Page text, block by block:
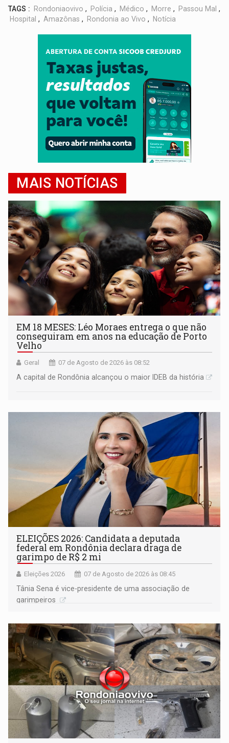
TAGS : Rondoniaovivo , Polícia , Médico , Morre , Passou Mal ,
Hospital , Amazônas , Rondonia ao Vivo , Notícia
MAIS NOTÍCIAS
EM 18 MESES: Léo Moraes entrega o que não
conseguiram em anos na educação de Porto
Velho
Geral 07 de Agosto de 2026 às 08:52
A capital de Rondônia alcançou o maior IDEB da história
ELEIÇÕES 2026: Candidata a deputada
federal em Rondônia declara draga de
garimpo de R$ 2 mi
Eleições 2026 07 de Agosto de 2026 às 08:45
Tânia Sena é vice-presidente de uma associação de
garimpeiros